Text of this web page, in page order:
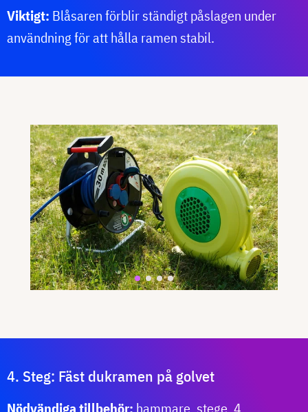
Viktigt: Blåsaren förblir ständigt påslagen under
användning för att hålla ramen stabil.
4. Steg: Fäst dukramen på golvet